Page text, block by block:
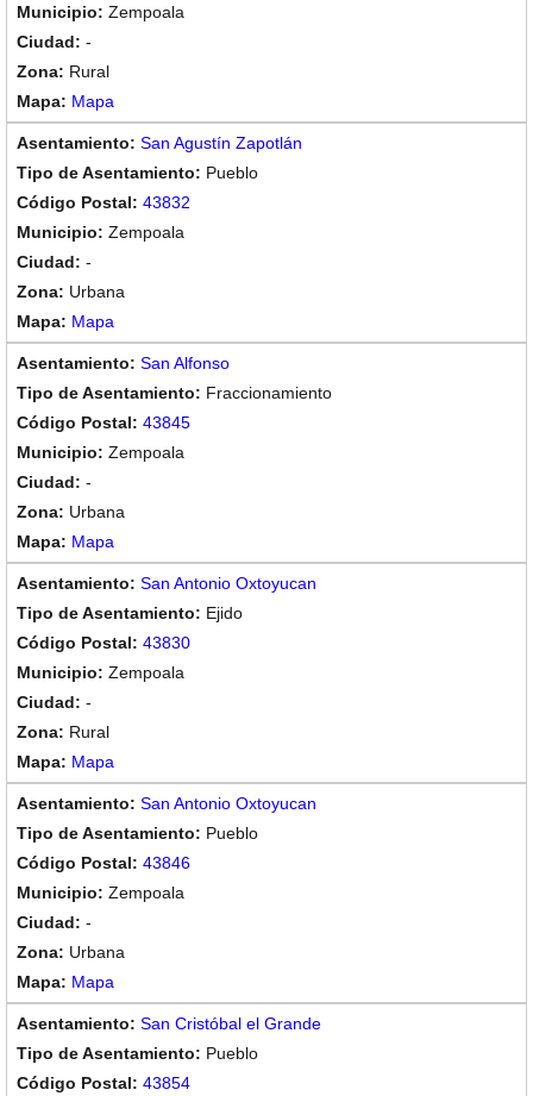
Zempoala
-
Rural
Mapa
San Agustín Zapotlán
Pueblo
43832
Zempoala
-
Urbana
Mapa
San Alfonso
Fraccionamiento
43845
Zempoala
-
Urbana
Mapa
San Antonio Oxtoyucan
Ejido
43830
Zempoala
-
Rural
Mapa
San Antonio Oxtoyucan
Pueblo
43846
Zempoala
-
Urbana
Mapa
San Cristóbal el Grande
Pueblo
43854